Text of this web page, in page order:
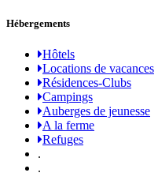
Hébergements
Hôtels
Locations de vacances
Résidences-Clubs
Campings
Auberges de jeunesse
A la ferme
Refuges
.
.